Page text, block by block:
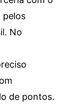
pelos
No
de pontos.